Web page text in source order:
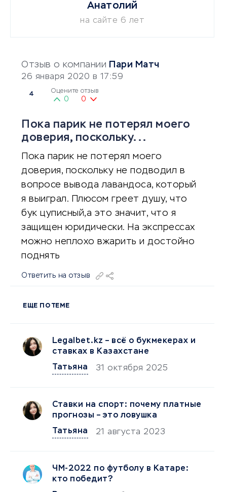
Отзыв о компании Пари Матч
26 января 2020 в 17:59
4 Оцените отзыв
0 0
Пока парик не потерял моего
доверия, поскольку...
Пока парик не потерял моего
доверия, поскольку не подводил в
вопросе вывода лавандоса, который
я выиграл. Плюсом греет душу, что
бук цуписный,а это значит, что я
защищен юридически. На экспрессах
можно неплохо вжарить и достойно
поднять
Ответить на отзыв
ЕЩЕ ПО ТЕМЕ
Legalbet.kz – всё о букмекерах и
ставках в Казахстане
Татьяна
31 октября 2025
Ставки на спорт: почему платные
прогнозы – это ловушка
Татьяна
21 августа 2023
ЧМ-2022 по футболу в Катаре:
кто победит?
Анатолий
на сайте 6 лет